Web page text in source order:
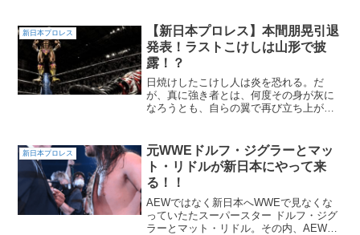
新日本プロレス
【新日本プロレス】本間朋晃引退
発表！ラストこけしは山形で披
露！？
日焼けしたこけし人は炎を恐れる。だ
が、真に強き者とは、何度その身が灰に
なろうとも、自らの翼で再び立ち上がる
った。来年での現役引退を発表した本間
朋晃。その理由は、完全には...
新日本プロレス
元WWEドルフ・ジグラーとマッ
ト・リドルが新日本にやって来
る！！
AEWではなく新日本へWWEで見なくな
っていたたスーパースター ドルフ・ジグ
ラーとマット・リドル。その内、AEWに